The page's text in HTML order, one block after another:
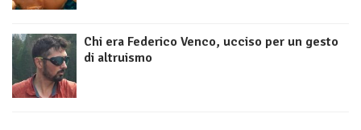
Chi era Federico Venco, ucciso per un gesto
di altruismo